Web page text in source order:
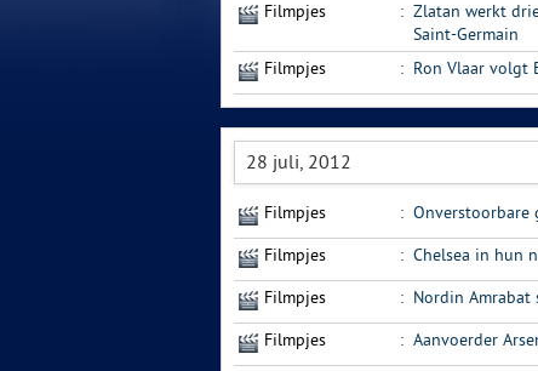
Filmpjes
: Zlatan werkt
Saint-Germain
Filmpjes
: Ron Vlaar volgt
28 juli, 2012
Filmpjes : Onverstoorbare
Filmpjes : Chelsea in hun
Filmpjes : Nordin Amrabat
Filmpjes : Aanvoerder